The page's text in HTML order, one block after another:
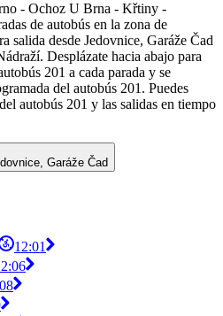
- Ochoz U Brna - Křtiny -
de autobús en la zona de
salida desde Jedovnice, Garáže Čad
Desplázate hacia abajo para
201 a cada parada y se
del autobús 201. Puedes
autobús 201 y las salidas en tiempo
Garáže Čad
12:01